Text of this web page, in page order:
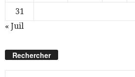
31
« Juil
Rechercher